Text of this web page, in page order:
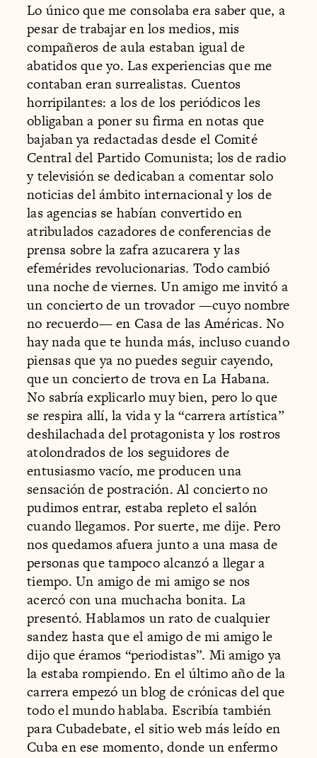
Lo único que me consolaba era saber que, a
pesar de trabajar en los medios, mis
compañeros de aula estaban igual de
abatidos que yo. Las experiencias que me
contaban eran surrealistas. Cuentos
horripilantes: a los de los periódicos les
obligaban a poner su firma en notas que
bajaban ya redactadas desde el Comité
Central del Partido Comunista; los de radio
y televisión se dedicaban a comentar solo
noticias del ámbito internacional y los de
las agencias se habían convertido en
atribulados cazadores de conferencias de
prensa sobre la zafra azucarera y las
efemérides revolucionarias. Todo cambió
una noche de viernes. Un amigo me invitó a
un concierto de un trovador —cuyo nombre
no recuerdo— en Casa de las Américas. No
hay nada que te hunda más, incluso cuando
piensas que ya no puedes seguir cayendo,
que un concierto de trova en La Habana.
No sabría explicarlo muy bien, pero lo que
se respira allí, la vida y la “carrera artística”
deshilachada del protagonista y los rostros
atolondrados de los seguidores de
entusiasmo vacío, me producen una
sensación de postración. Al concierto no
pudimos entrar, estaba repleto el salón
cuando llegamos. Por suerte, me dije. Pero
nos quedamos afuera junto a una masa de
personas que tampoco alcanzó a llegar a
tiempo. Un amigo de mi amigo se nos
acercó con una muchacha bonita. La
presentó. Hablamos un rato de cualquier
sandez hasta que el amigo de mi amigo le
dijo que éramos “periodistas”. Mi amigo ya
la estaba rompiendo. En el último año de la
carrera empezó un blog de crónicas del que
todo el mundo hablaba. Escribía también
para Cubadebate, el sitio web más leído en
Cuba en ese momento, donde un enfermo